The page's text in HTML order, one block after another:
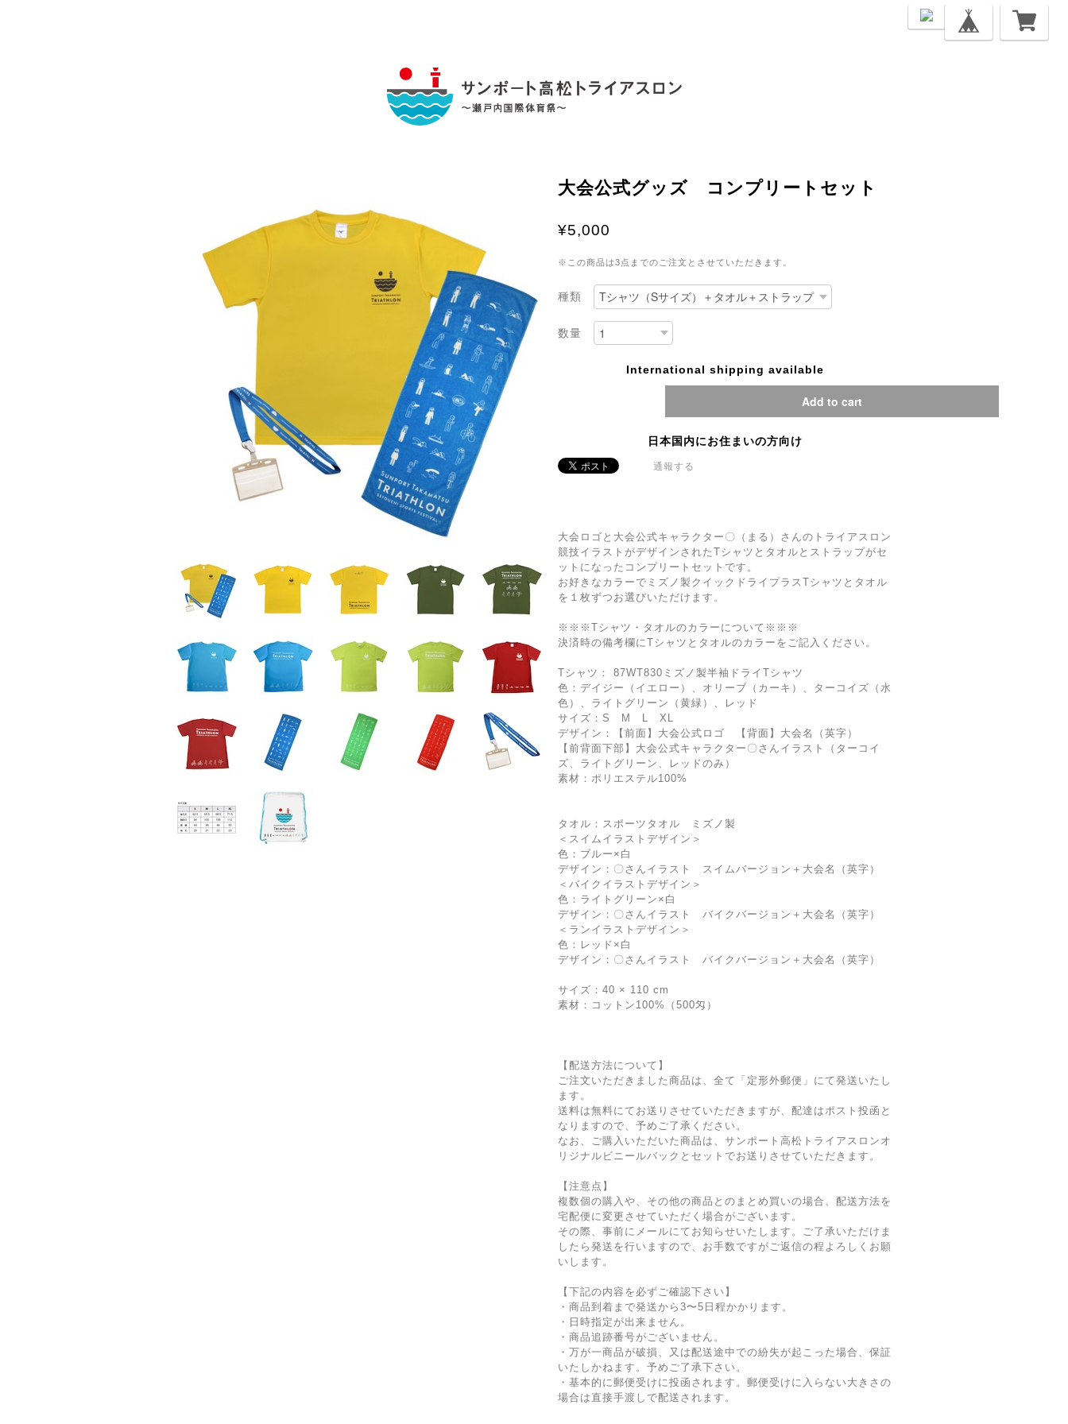
大会公式グッズ コンプリートセット
¥5,000
※この商品は3点までのご注文とさせていただきます。
種類
数量
International shipping available
Add to cart
日本国内にお住まいの方向け
通報する
大会ロゴと大会公式キャラクター〇（まる）さんのトライアスロン
競技イラストがデザインされたTシャツとタオルとストラップがセ
ットになったコンプリートセットです。
お好きなカラーでミズノ製クイックドライプラスTシャツとタオル
を１枚ずつお選びいただけます。
※※※Tシャツ・タオルのカラーについて※※※
決済時の備考欄にTシャツとタオルのカラーをご記入ください。
Tシャツ： 87WT830ミズノ製半袖ドライTシャツ
色：デイジー（イエロー）、オリーブ（カーキ）、ターコイズ（水
色）、ライトグリーン（黄緑）、レッド
サイズ：S M L XL
デザイン：【前面】大会公式ロゴ 【背面】大会名（英字）
【前背面下部】大会公式キャラクター〇さんイラスト（ターコイ
ズ、ライトグリーン、レッドのみ）
素材：ポリエステル100%
タオル：スポーツタオル ミズノ製
＜スイムイラストデザイン＞
色：ブルー×白
デザイン：〇さんイラスト スイムバージョン＋大会名（英字）
＜バイクイラストデザイン＞
色：ライトグリーン×白
デザイン：〇さんイラスト バイクバージョン＋大会名（英字）
＜ランイラストデザイン＞
色：レッド×白
デザイン：〇さんイラスト バイクバージョン＋大会名（英字）
サイズ：40 × 110 cm
素材：コットン100%（500匁）
【配送方法について】
ご注文いただきました商品は、全て「定形外郵便」にて発送いたし
ます。
送料は無料にてお送りさせていただきますが、配達はポスト投函と
なりますので、予めご了承ください。
なお、ご購入いただいた商品は、サンポート高松トライアスロンオ
リジナルビニールバックとセットでお送りさせていただきます。
【注意点】
複数個の購入や、その他の商品とのまとめ買いの場合、配送方法を
宅配便に変更させていただく場合がございます。
その際、事前にメールにてお知らせいたします。ご了承いただけま
したら発送を行いますので、お手数ですがご返信の程よろしくお願
いします。
【下記の内容を必ずご確認下さい】
・商品到着まで発送から3〜5日程かかります。
・日時指定が出来ません。
・商品追跡番号がございません。
・万が一商品が破損、又は配送途中での紛失が起こった場合、保証
いたしかねます。予めご了承下さい。
・基本的に郵便受けに投函されます。郵便受けに入らない大きさの
場合は直接手渡しで配送されます。